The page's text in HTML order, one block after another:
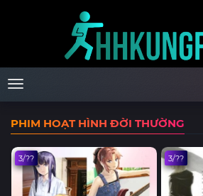
Menu
PHIM HOẠT HÌNH ĐỜI THƯỜNG
3/?? 3/??